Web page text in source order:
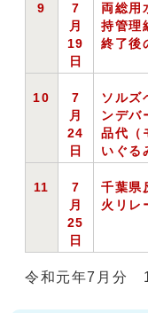
9
7
月
19
日
両総用
持管理
終了後
10
7
月
24
日
ソルズ
ンデバ
品代（
いぐる
11
7
月
25
日
千葉県
火リレ
令和元年7月分